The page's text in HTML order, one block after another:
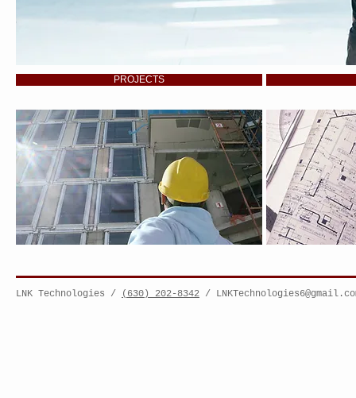
PROJECTS
LNK Technologies / (630) 202-8342 /